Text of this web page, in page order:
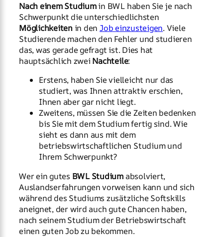
Nach einem Studiumin BWL haben Sie je nach
Schwerpunkt die unterschiedlichsten
Möglichkeitenin den Job einzusteigen. Viele
Studierende machen den Fehler und studieren
das, was gerade gefragt ist. Dies hat
hauptsächlich zwei Nachteile:
Erstens, haben Sie vielleicht nur das
studiert, was Ihnen attraktiv erschien,
Ihnen aber gar nicht liegt.
Zweitens, müssen Sie die Zeiten bedenken
bis Sie mit dem Studium fertig sind. Wie
sieht es dann aus mit dem
betriebswirtschaftlichen Studium und
Ihrem Schwerpunkt?
Wer ein gutes BWL Studiumabsolviert,
Auslandserfahrungen vorweisen kann und sich
während des Studiums zusätzliche Softskills
aneignet, der wird auch gute Chancen haben,
nach seinem Studium der Betriebswirtschaft
einen guten Job zu bekommen.